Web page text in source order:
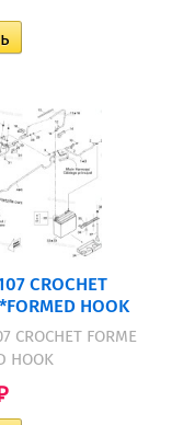
CROCHET
HOOK
CROCHET FORME
HOOK